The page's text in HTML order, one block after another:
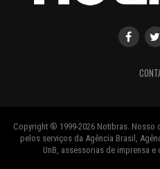
Copyright ® 1999-2026 Notibras. Nosso
pelos serviços da Agência Brasil,
UnB, assessorias de imprensa